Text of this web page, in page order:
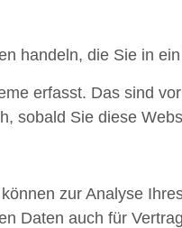
handeln, die Sie in
erfasst. Das sind
sobald Sie diese
zur Analyse
Daten auch für